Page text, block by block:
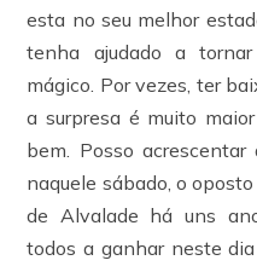
esta no seu melhor
tenha ajudado a
mágico. Por vezes, ter
a surpresa é muito
bem. Posso
naquele sábado, o
de Alvalade há uns
todos a ganhar neste